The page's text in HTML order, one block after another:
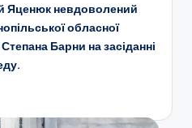
Яценюк невдоволений
обласної
Барни на засіданні